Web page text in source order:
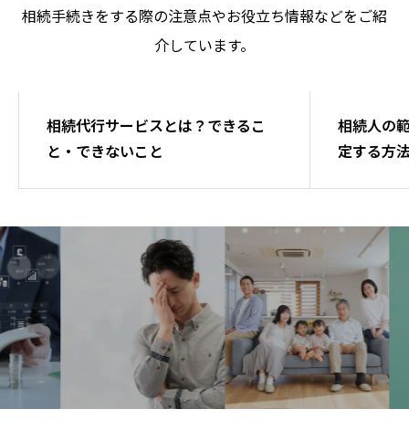
相続手続きをする際の注意点やお役立ち情報などをご紹
介しています。
相続代行サービスとは？できるこ
と・できないこと
相続人の
定する方